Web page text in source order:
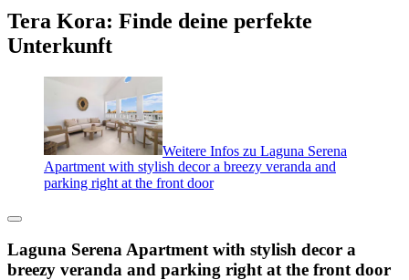
Tera Kora: Finde deine perfekte
Unterkunft
Weitere Infos zu Laguna Serena
Apartment with stylish decor a breezy veranda and
parking right at the front door
Laguna Serena Apartment with stylish decor a
breezy veranda and parking right at the front door